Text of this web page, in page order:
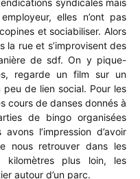
elles n’ont pas
et sociabiliser. Alors
la rue et s’improvisent des
de sdf. On y pique-
regarde un film sur un
de lien social. Pour les
cours de danses donnés à
de bingo organisées
l’impression d’avoir
nous retrouver dans les
kilomètres plus loin, les
autour d’un parc.